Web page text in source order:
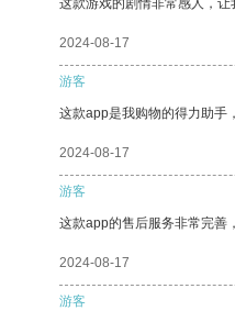
这款游戏的剧情非常感人，让
2024-08-17
游客
这款app是我购物的得力助手
2024-08-17
游客
这款app的售后服务非常完善
2024-08-17
游客